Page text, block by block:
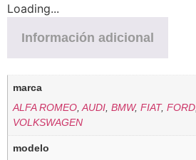
Loading...
Información adicional
marca
ALFA ROMEO ,AUDI ,BMW,FIAT,FORD
VOLKSWAGEN
modelo